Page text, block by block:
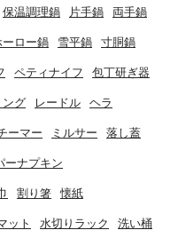
保温調理鍋 片手鍋 両手鍋
ーロー鍋 雪平鍋 寸胴鍋
ペティナイフ 包丁研ぎ器
ング レードル ヘラ
ーマー ミルサー 落し蓋
ーナプキン
割り箸 懐紙
ット 水切りラック 洗い桶